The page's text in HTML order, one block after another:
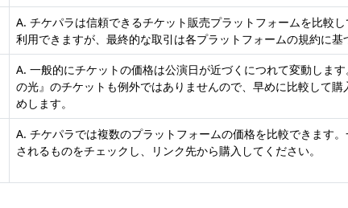
A. チケパラは信頼できるチケット販売プラットフォームを比較
利用できますが、最終的な取引は各プラットフォームの規約に基
A. 一般的にチケットの価格は公演日が近づくにつれて変動しま
の光』のチケットも例外ではありませんので、早めに比較して購
めします。
A. チケパラでは複数のプラットフォームの価格を比較できます
されるものをチェックし、リンク先から購入してください。